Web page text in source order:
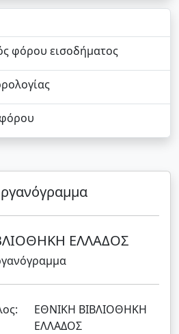
φόρου εισοδήματος
ΕΛΛΑΔΟΣ
ΕΘΝΙΚΗ ΒΙΒΛΙΟΘΗΚΗ
ΕΛΛΑΔΟΣ